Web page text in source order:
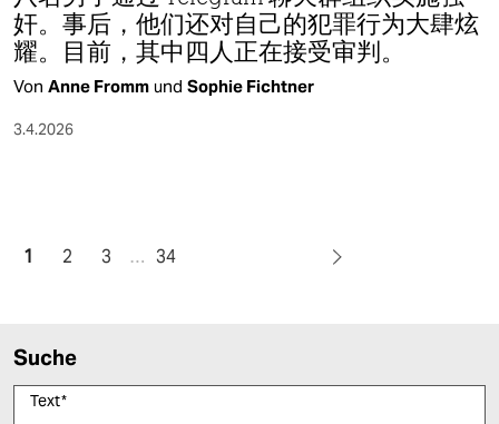
奸。事后，他们还对自己的犯罪行为大肆炫
耀。目前，其中四人正在接受审判。
Von Anne Fromm und Sophie Fichtner
3.4.2026
1 2 3 … 34
Suche
Text*